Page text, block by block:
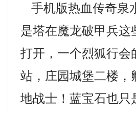
手机版热血传奇泉
是塔在魔龙破甲兵
打开，一个烈狐行会
站，庄园城堡二楼
地战士！蓝宝石也